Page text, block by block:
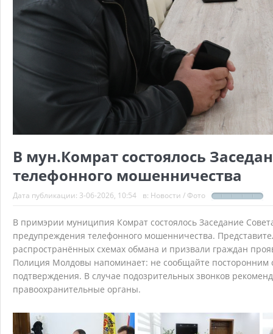
В мун.Комрат состоялось
телефонного мошенничества
Дата публикации: 3-06-2026, 10:54 в: Новости / Фото
В примэрии муниципия Комрат состоялось Заседание
предупреждения телефонного мошенничества.
распространённых схемах обмана и призвали граждан
Полиция Молдовы напоминает: не сообщайте посторонним
подтверждения. В случае подозрительных звонков
правоохранительные органы.